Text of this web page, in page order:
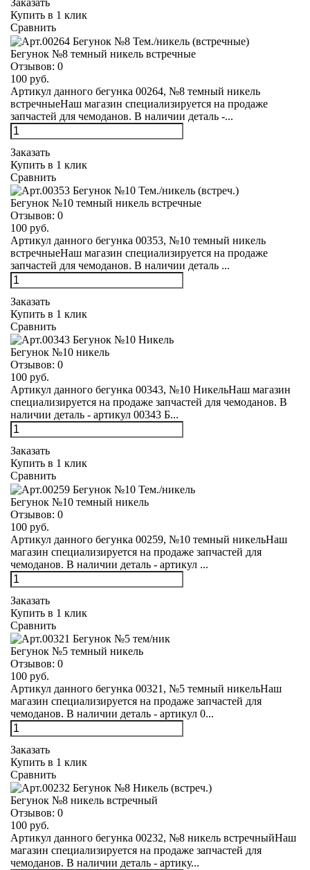
Заказать
Купить в 1 клик
Сравнить
Бегунок №8 темный никель встречные
Отзывов: 0
100 руб.
Артикул данного бегунка 00264, №8 темный никель
встречныеНаш магазин специализируется на продаже
запчастей для чемоданов. В наличии деталь -...
Заказать
Купить в 1 клик
Сравнить
Бегунок №10 темный никель встречные
Отзывов: 0
100 руб.
Артикул данного бегунка 00353, №10 темный никель
встречныеНаш магазин специализируется на продаже
запчастей для чемоданов. В наличии деталь ...
Заказать
Купить в 1 клик
Сравнить
Бегунок №10 никель
Отзывов: 0
100 руб.
Артикул данного бегунка 00343, №10 НикельНаш магазин
специализируется на продаже запчастей для чемоданов. В
наличии деталь - артикул 00343 Б...
Заказать
Купить в 1 клик
Сравнить
Бегунок №10 темный никель
Отзывов: 0
100 руб.
Артикул данного бегунка 00259, №10 темный никельНаш
магазин специализируется на продаже запчастей для
чемоданов. В наличии деталь - артикул ...
Заказать
Купить в 1 клик
Сравнить
Бегунок №5 темный никель
Отзывов: 0
100 руб.
Артикул данного бегунка 00321, №5 темный никельНаш
магазин специализируется на продаже запчастей для
чемоданов. В наличии деталь - артикул 0...
Заказать
Купить в 1 клик
Сравнить
Бегунок №8 никель встречный
Отзывов: 0
100 руб.
Артикул данного бегунка 00232, №8 никель встречныйНаш
магазин специализируется на продаже запчастей для
чемоданов. В наличии деталь - артику...